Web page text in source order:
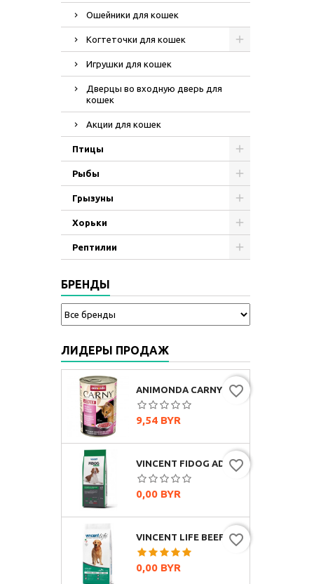
Ошейники для кошек
Когтеточки для кошек
Игрушки для кошек
Дверцы во входную дверь для
кошек
Акции для кошек
Птицы
Рыбы
Грызуны
Хорьки
Рептилии
БРЕНДЫ
ЛИДЕРЫ ПРОДАЖ
ANIMONDA CARNY ADULT МУЛЬТИМЯСНОЙ КОКТЕЙЛЬ, 400Г
Цена
9,54 BYR
favorite_border
VINCENT FIDOG ADULT (ГОВЯДИНА)
Цена
0,00 BYR
favorite_border
VINCENT LIFE BEEF & RICE (ГОВЯДИНА И РИС)
Цена
0,00 BYR
favorite_border